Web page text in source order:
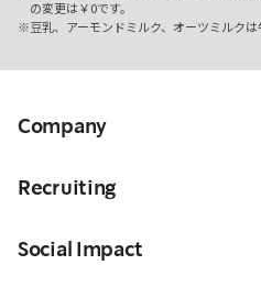
の変更は￥0です。
豆乳、アーモンドミルク、オーツミルク
Company
Recruiting
Social Impact